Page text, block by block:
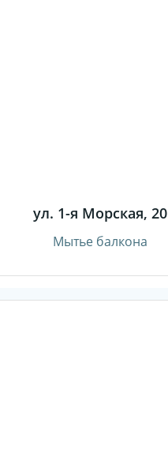
ул. 1-я Морская, 20
Мытье балкона